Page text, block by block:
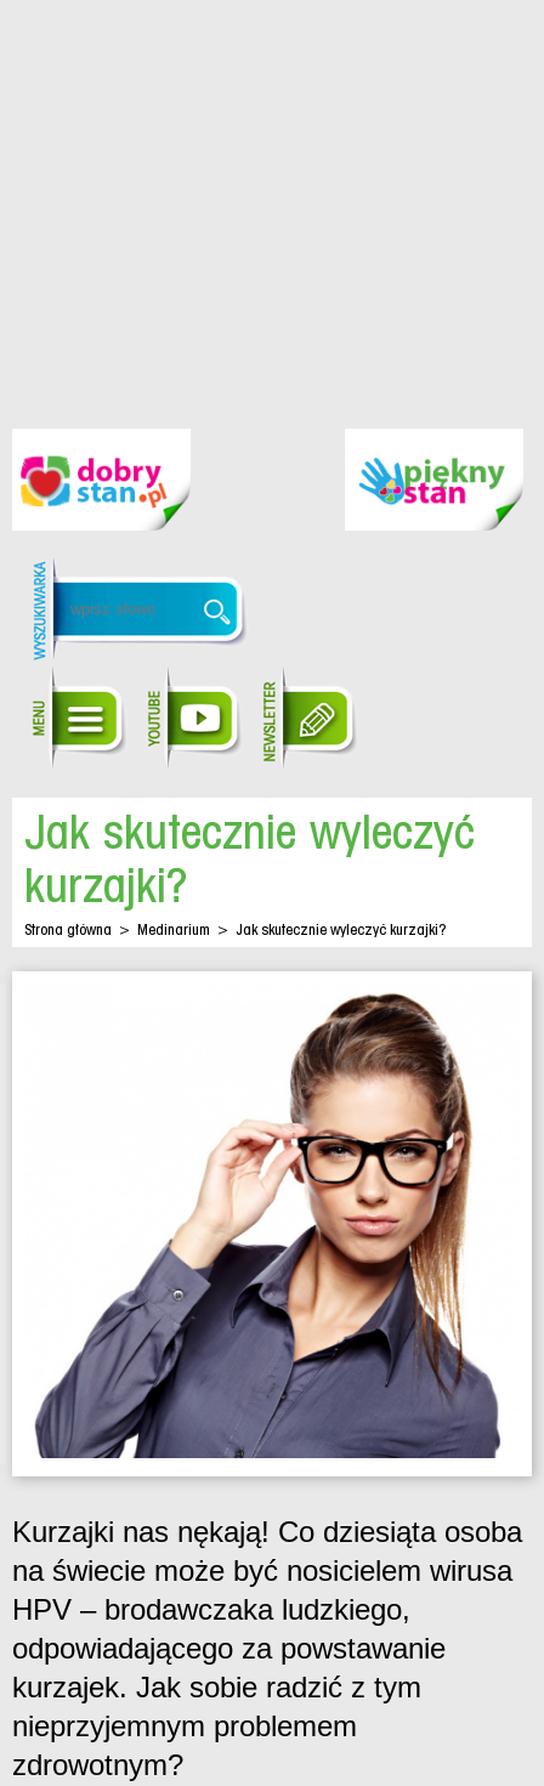
Jak skutecznie wyleczyć
kurzajki?
Strona główna > Medinarium > Jak skutecznie wyleczyć kurzajki?
Kurzajki nas nękają! Co dziesiąta osoba
na świecie może być nosicielem wirusa
HPV – brodawczaka ludzkiego,
odpowiadającego za powstawanie
kurzajek. Jak sobie radzić z tym
nieprzyjemnym problemem
zdrowotnym?